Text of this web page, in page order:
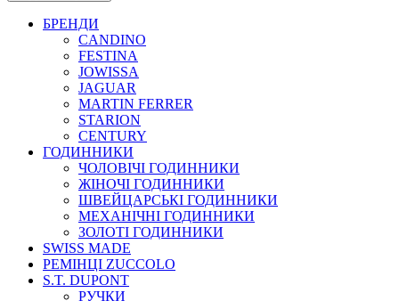
БРЕНДИ
CANDINO
FESTINA
JOWISSA
JAGUAR
MARTIN FERRER
STARION
CENTURY
ГОДИННИКИ
ЧОЛОВІЧІ ГОДИННИКИ
ЖІНОЧІ ГОДИННИКИ
ШВЕЙЦАРСЬКІ ГОДИННИКИ
МЕХАНІЧНІ ГОДИННИКИ
ЗОЛОТІ ГОДИННИКИ
SWISS MADE
РЕМІНЦІ ZUCCOLO
S.T. DUPONT
РУЧКИ